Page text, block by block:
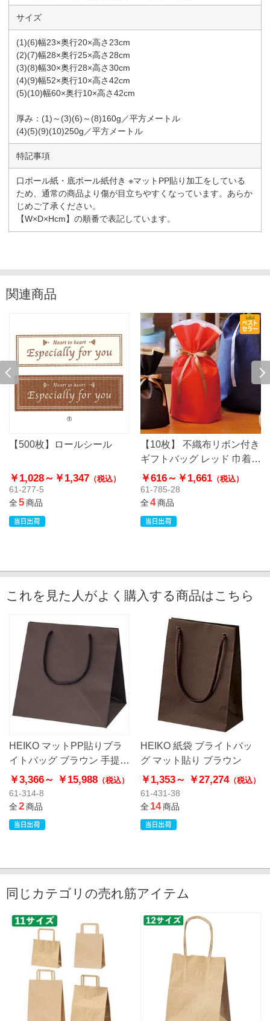
サイズ
(1)(6)幅23×奥行20×高さ23cm
(2)(7)幅28×奥行25×高さ28cm
(3)(8)幅30×奥行28×高さ30cm
(4)(9)幅52×奥行10×高さ42cm
(5)(10)幅60×奥行10×高さ42cm
厚み：(1)～(3)(6)～(8)160g／平方メートル
(4)(5)(9)(10)250g／平方メートル
特記事項
口ボール紙・底ボール紙付き ※マットPP貼り加工をしている
ため、通常の商品より傷が目立ちやすくなっています。あらか
じめご了承ください。
【W×D×Hcm】の順番で表記しています。
関連商品
【500枚】ロールシール
￥1,028～ ￥1,347 （税込）
61-277-5
全5商品
【10枚】 不織布リボン付き
ギフトバッグ レッド 巾着
底マチ付き
￥616～ ￥1,661 （税込）
61-785-28
全4商品
これを見た人がよく購入する商品はこちら
HEIKO マットPP貼りブラ
イトバッグ ブラウン 手提紙
袋
￥3,366～ ￥15,988 （税込）
61-314-8
全2商品
HEIKO 紙袋 ブライトバッ
グ マット貼り ブラウン
￥1,353～ ￥27,274（税込）
61-431-38
全14商品
同じカテゴリの売れ筋アイテム